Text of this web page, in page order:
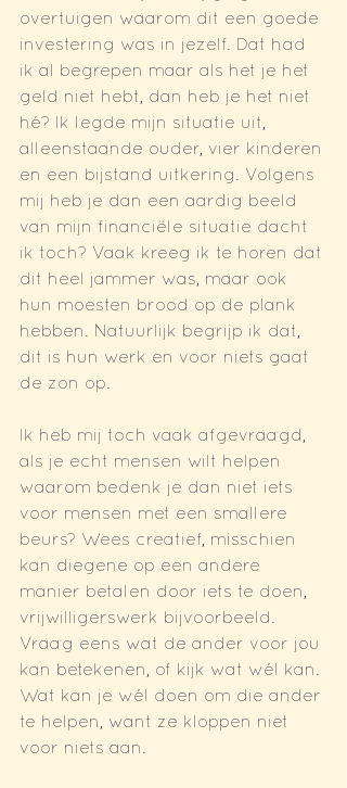
overtuigen waarom dit een goede
investering was in jezelf. Dat had
ik al begrepen maar als het je het
geld niet hebt, dan heb je het niet
hé? Ik legde mijn situatie uit,
alleenstaande ouder, vier kinderen
en een bijstand uitkering. Volgens
mij heb je dan een aardig beeld
van mijn financiële situatie dacht
ik toch? Vaak kreeg ik te horen dat
dit heel jammer was, maar ook
hun moesten brood op de plank
hebben. Natuurlijk begrijp ik dat,
dit is hun werk en voor niets gaat
de zon op.
Ik heb mij toch vaak afgevraagd,
als je echt mensen wilt helpen
waarom bedenk je dan niet iets
voor mensen met een smallere
beurs? Wees creatief, misschien
kan diegene op een andere
manier betalen door iets te doen,
vrijwilligerswerk bijvoorbeeld.
Vraag eens wat de ander voor jou
kan betekenen, of kijk wat wél kan.
Wat kan je wél doen om die ander
te helpen, want ze kloppen niet
voor niets aan.